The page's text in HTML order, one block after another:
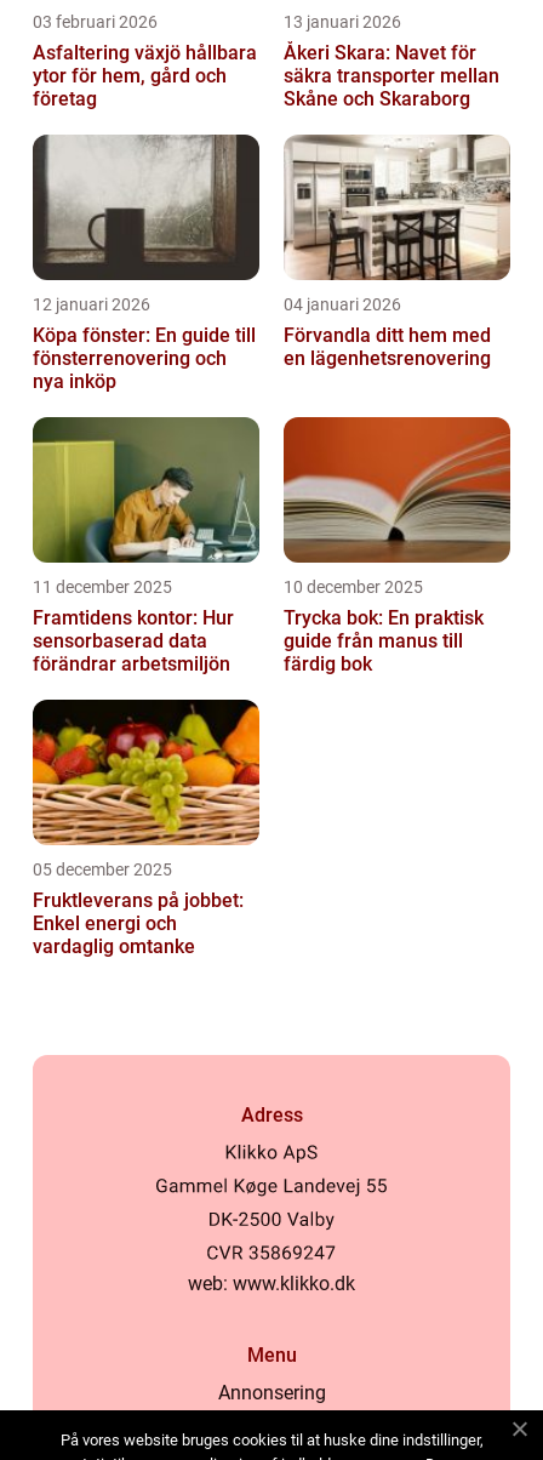
03 februari 2026
Asfaltering växjö hållbara
ytor för hem, gård och
företag
13 januari 2026
Åkeri Skara: Navet för
säkra transporter mellan
Skåne och Skaraborg
12 januari 2026
Köpa fönster: En guide till
fönsterrenovering och
nya inköp
04 januari 2026
Förvandla ditt hem med
en lägenhetsrenovering
11 december 2025
Framtidens kontor: Hur
sensorbaserad data
förändrar arbetsmiljön
10 december 2025
Trycka bok: En praktisk
guide från manus till
färdig bok
05 december 2025
Fruktleverans på jobbet:
Enkel energi och
vardaglig omtanke
Adress
web: www.klikko.dk
Menu
Annonsering
På vores website bruges cookies til at huske dine indstillinger,